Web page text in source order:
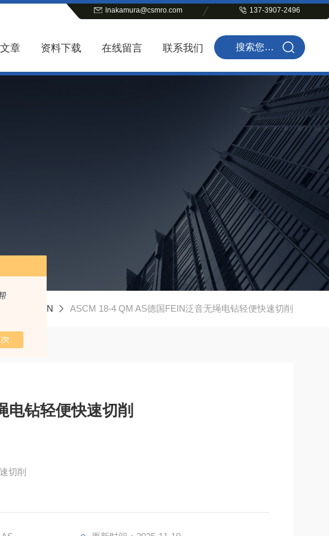
lnakamura@csmro.com 137-3907-2496
章 资料下载 在线留言 联系我们
泛音FEIN ASCM 18-4 QM AS德国FEIN泛音无绳电钻轻便快速切削
电钻轻便快速切削
切削